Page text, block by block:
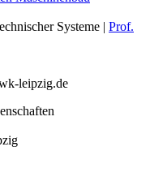
Systeme | Prof.
leipzig.de